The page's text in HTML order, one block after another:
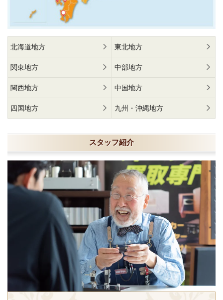
北海道地方 東北地方
関東地方 中部地方
関西地方 中国地方
四国地方 九州・沖縄地方
スタッフ紹介